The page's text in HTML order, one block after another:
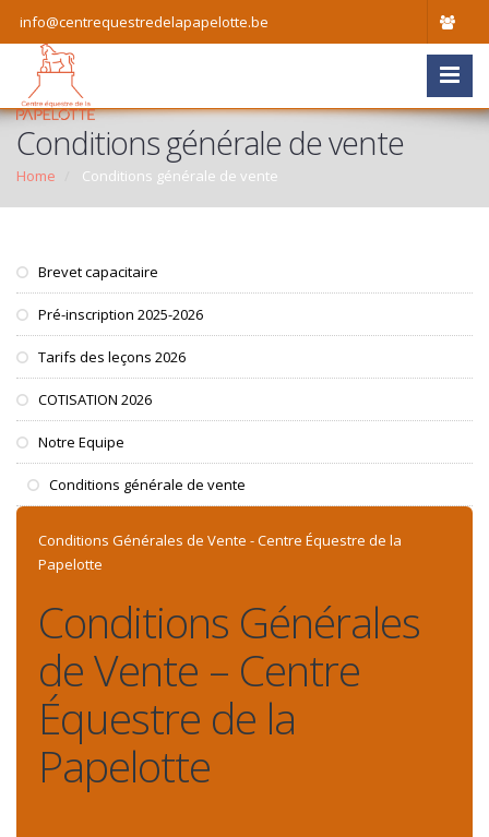
info@centrequestredelapapelotte.be
Conditions générale de vente
Home Conditions générale de vente
Brevet capacitaire
Pré-inscription 2025-2026
Tarifs des leçons 2026
COTISATION 2026
Notre Equipe
Conditions générale de vente
Conditions Générales de Vente - Centre Équestre de la
Papelotte
Conditions Générales
de Vente – Centre
Équestre de la
Papelotte